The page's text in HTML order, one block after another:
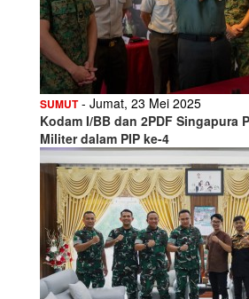
SUMUT- Jumat, 23 Mei 2025
Kodam I/BB dan 2PDF Singapura
Militer dalam PIP ke-4